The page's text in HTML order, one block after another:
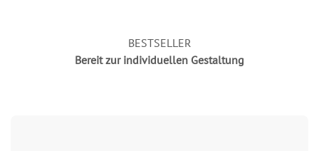
BESTSELLER
Bereit zur individuellen Gestaltung